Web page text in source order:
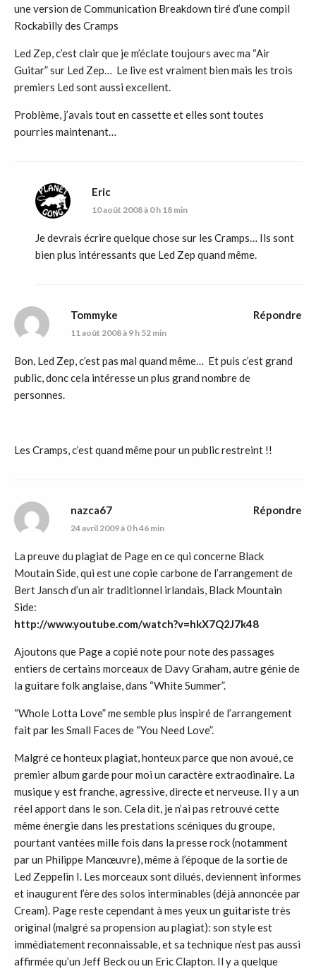
une version de Communication Breakdown tiré d’une compil
Rockabilly des Cramps
Led Zep, c’est clair que je m’éclate toujours avec ma “Air
Guitar” sur Led Zep… Le live est vraiment bien mais les trois
premiers Led sont aussi excellent.
Problème, j’avais tout en cassette et elles sont toutes
pourries maintenant…
Eric
10 août 2008 à 0 h 18 min
Je devrais écrire quelque chose sur les Cramps… Ils sont
bien plus intéressants que Led Zep quand même.
Tommyke
11 août 2008 à 9 h 52 min
Bon, Led Zep, c’est pas mal quand même… Et puis c’est grand
public, donc cela intéresse un plus grand nombre de
personnes.
Les Cramps, c’est quand même pour un public restreint !!
Répondre
nazca67
24 avril 2009 à 0 h 46 min
La preuve du plagiat de Page en ce qui concerne Black
Moutain Side, qui est une copie carbone de l’arrangement de
Bert Jansch d’un air traditionnel irlandais, Black Mountain
Side:
http://www.youtube.com/watch?v=hkX7Q2J7k48
Ajoutons que Page a copié note pour note des passages
entiers de certains morceaux de Davy Graham, autre génie de
la guitare folk anglaise, dans “White Summer”.
“Whole Lotta Love” me semble plus inspiré de l’arrangement
fait par les Small Faces de “You Need Love”.
Malgré ce honteux plagiat, honteux parce que non avoué, ce
premier album garde pour moi un caractère extraodinaire. La
musique y est franche, agressive, directe et nerveuse. Il y a un
réel apport dans le son. Cela dit, je n’ai pas retrouvé cette
même énergie dans les prestations scéniques du groupe,
pourtant vantées mille fois dans la presse rock (notamment
par un Philippe Manœuvre), même à l’époque de la sortie de
Led Zeppelin I. Les morceaux sont dilués, deviennent informes
et inaugurent l’ère des solos interminables (déjà annoncée par
Cream). Page reste cependant à mes yeux un guitariste très
original (malgré sa propension au plagiat): son style est
immédiatement reconnaissable, et sa technique n’est pas aussi
affirmée qu’un Jeff Beck ou un Eric Clapton. Il y a quelque
Répondre